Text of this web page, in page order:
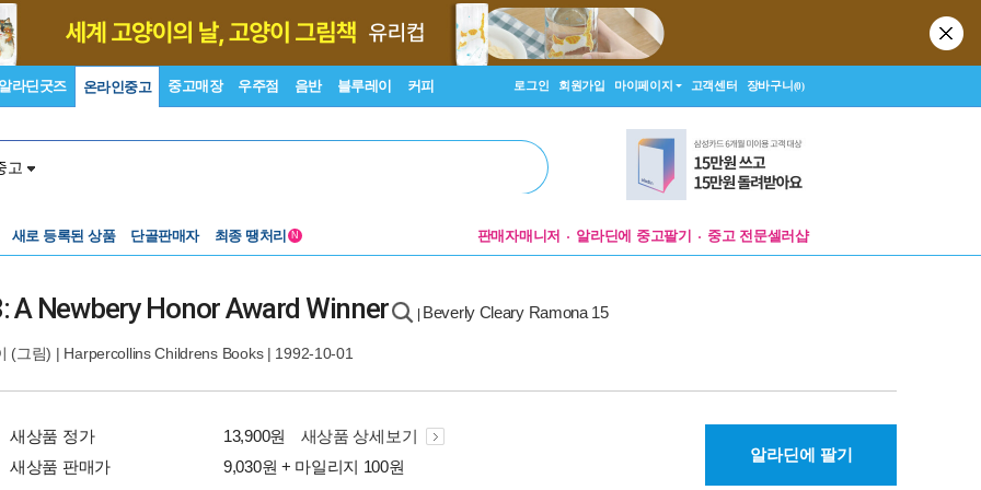
라딘굿즈 온라인중고 중고매장 우주점 음반 블루레이 커피 로그인 회원가입 마이페이지 고객센터 장바구니(0)
고
새로 등록된 상품 단골판매자 최종 땡처리 N 판매자매니저 알라딘에 중고팔기 중고 전문셀러샵
A Newbery Honor Award Winner Beverly Cleary Ramona 15
(그림) | Harpercollins Childrens Books| 1992-10-01
새상품 정가 13,900원
새상품 상세보기
새상품 판매가
9,030원 + 마일리지 100원
알라딘에 팔기